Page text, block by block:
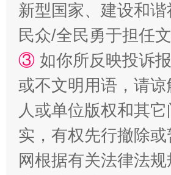
漫山遍野的桃花与雪山、麦地、白藏房
新型国家、建设和
民众/全民勇于担任
③ 如你所反映投诉
或不文明用语，请
人或单位版权和其
实，有权先行撤除
网根据有关法律法